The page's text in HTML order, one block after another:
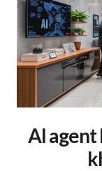
AI agent